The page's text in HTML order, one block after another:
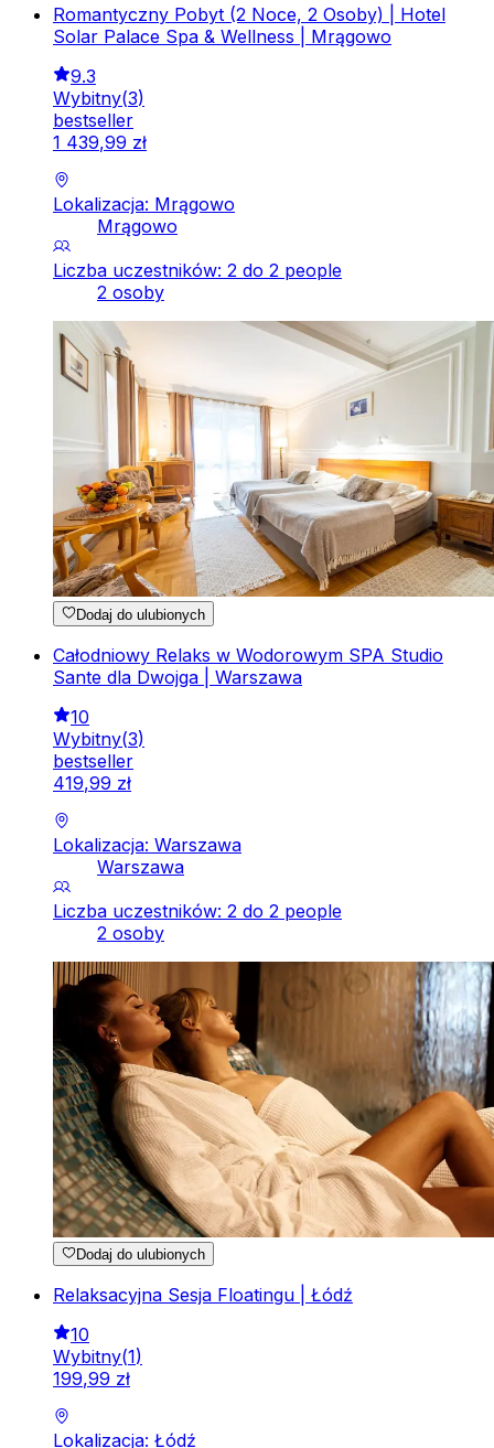
Romantyczny Pobyt (2 Noce, 2 Osoby) | Hotel
Solar Palace Spa & Wellness | Mrągowo
9.3
Wybitny(3)
bestseller
1 439,99 zł
Lokalizacja: Mrągowo
Mrągowo
Liczba uczestników: 2 do 2 people
2 osoby
Dodaj do ulubionych
Całodniowy Relaks w Wodorowym SPA Studio
Sante dla Dwojga | Warszawa
10
Wybitny(3)
bestseller
419,99 zł
Lokalizacja: Warszawa
Warszawa
Liczba uczestników: 2 do 2 people
2 osoby
Dodaj do ulubionych
Relaksacyjna Sesja Floatingu | Łódź
10
Wybitny(1)
199,99 zł
Lokalizacja: Łódź